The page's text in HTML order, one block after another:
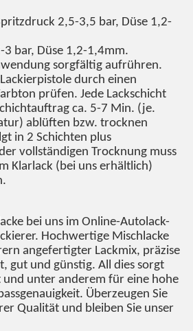
2,5-3,5 bar, Düse 1,2-
3 bar, Düse 1,2-1,4mm.
sorgfältig aufrühren.
durch einen
prüfen. Jede Lackschicht
ca. 5-7 Min. (je.
ablüften bzw. trocknen
in 2 Schichten plus
vollständigen Trocknung muss
Klarlack (bei uns erhältlich)
bei uns im Online-Autolack-
Hochwertige Mischlacke
angefertigter Lackmix, präzise
gut und günstig. All dies sorgt
unter anderem für eine hohe
Überzeugen Sie
Qualität und bleiben Sie unser